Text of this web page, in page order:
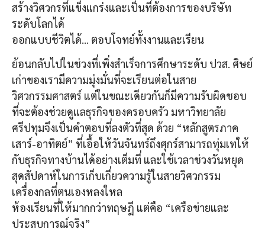
สร้างวิศวกรที่แข็งแกร่งและเป็นที่ต้องการของบริษัท
ระดับโลกได้
​ออกแบบชีวิตได้… ตอบโจทย์ทั้งงานและเรียน
ย้อนกลับไปในช่วงที่เพิ่งสำเร็จการศึกษาระดับ ปวส. ศิษย์
เก่าของเรามีความมุ่งมั่นที่จะเรียนต่อในสาย
วิศวกรรมศาสตร์ แต่ในขณะเดียวกันก็มีความรับผิดชอบ
ที่จะต้องช่วยดูแลธุรกิจของครอบครัว มหาวิทยาลัย
ศรีปทุมจึงเป็นคำตอบที่ลงตัวที่สุด ด้วย “หลักสูตรภาค
เสาร์-อาทิตย์” ที่เอื้อให้วันจันทร์ถึงศุกร์สามารถทุ่มเทให้
กับธุรกิจทางบ้านได้อย่างเต็มที่ และใช้เวลาช่วงวันหยุด
สุดสัปดาห์ในการเก็บเกี่ยวความรู้ในสายวิศวกรรม
เครื่องกลที่ตนเองหลงใหล
​ห้องเรียนที่ให้มากกว่าทฤษฎี แต่คือ “เครือข่ายและ
ประสบการณ์จริง”